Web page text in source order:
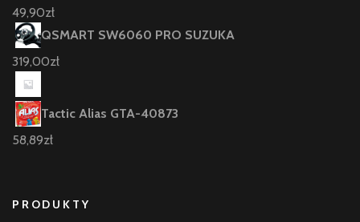
49,90zł
QSMART SW6060 PRO SUZUKA
319,00zł
Tactic Alias GTA-40873
58,89zł
PRODUKTY